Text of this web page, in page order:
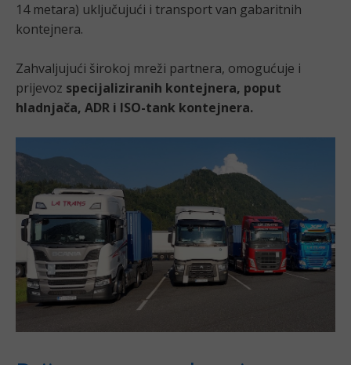
14 metara) uključujući i transport van gabaritnih
kontejnera.
Zahvaljujući širokoj mreži partnera, omogućuje i
prijevoz specijaliziranih kontejnera, poput
hladnjača, ADR i ISO-tank kontejnera.